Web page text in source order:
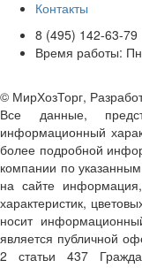
Контакты
8 (495) 142-63-79
Время работы:
© МирХозТорг,
Все данные,
информационный
более подробной
компании по
на сайте
характеристик,
носит
является публичной
2 статьи 437